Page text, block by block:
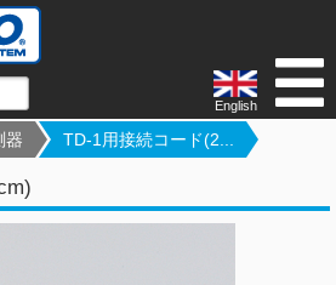
English
器 TD-1用接続コード(2...